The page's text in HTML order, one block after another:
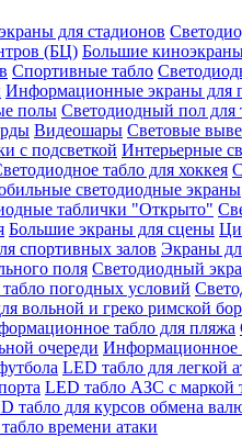
для стадионов
(БЦ) Большие
Спортивные табло
Информационные экраны для
полы Светодиодный пол для
Видеошары Световые
с подсветкой Интерьерные
табло для хоккея
светодиодные экраны
таблички "Открыто"
Большие экраны для сцены
спортивных залов Экраны
поля Светодиодный
погодных условий
вольной и греко римской
табло для пляжа
очереди Информационное
LED табло для легкой
LED табло АЗС с маркой
табло для курсов обмена
времени атаки